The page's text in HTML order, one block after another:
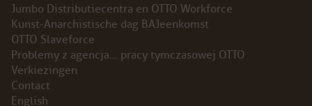
Jumbo Distributiecentra en OTTO Workforce
Kunst-Anarchistische dag BAJeenkomst
OTTO Slaveforce
Problemy z agencja… pracy tymczasowej OTTO
Verkiezingen
Contact
English